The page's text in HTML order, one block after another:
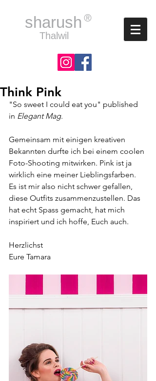
Thalwil
sharush ®
Think Pink
"So sweet I could eat you" published
in Elegant Mag.
Gemeinsam mit einigen kreativen
Bekannten durfte ich bei einem coolen
Foto-Shooting mitwirken. Pink ist ja
wirklich eine meiner Lieblingsfarben.
Es ist mir also nicht schwer gefallen,
diese Outfits zusammenzustellen. Das
hat echt Spass gemacht, hat mich
inspiriert und ich hoffe, Euch auch.
Herzlichst
Eure Tamara